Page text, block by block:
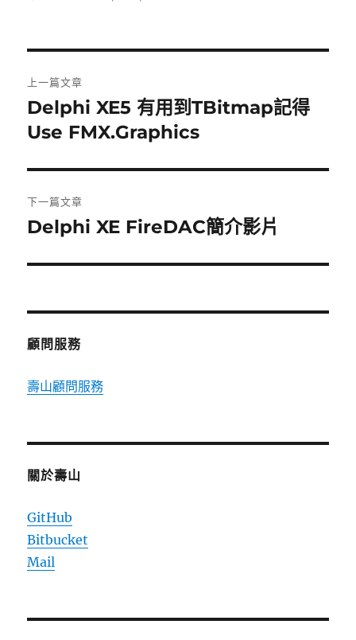
章
導
覽
上一篇文章
上
一
文
章:
Delphi XE5 有用到TBitmap記得
Use FMX.Graphics
下一篇文章
下
篇
章:
Delphi XE FireDAC簡介影片
顧問服務
壽山顧問服務
關於壽山
GitHub
Bitbucket
Mail